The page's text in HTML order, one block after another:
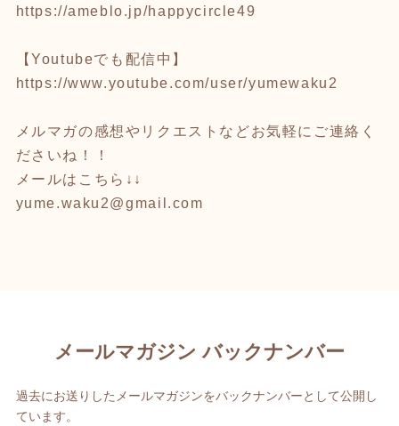
https://ameblo.jp/happycircle49
【Youtubeでも配信中】
https://www.youtube.com/user/yumewaku2
メルマガの感想やリクエストなどお気軽にご連絡く
ださいね！！
メールはこちら↓↓
yume.waku2@gmail.com
メールマガジン バックナンバー
過去にお送りしたメールマガジンをバックナンバーとして公開し
ています。